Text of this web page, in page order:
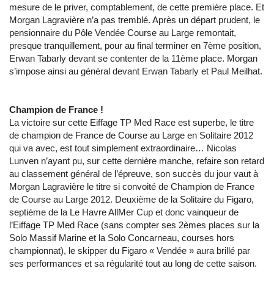
mesure de le priver, comptablement, de cette première place. Et
Morgan Lagravière n’a pas tremblé. Après un départ prudent, le
pensionnaire du Pôle Vendée Course au Large remontait,
presque tranquillement, pour au final terminer en 7ème position,
Erwan Tabarly devant se contenter de la 11ème place. Morgan
s’impose ainsi au général devant Erwan Tabarly et Paul Meilhat.
Champion de France !
La victoire sur cette Eiffage TP Med Race est superbe, le titre
de champion de France de Course au Large en Solitaire 2012
qui va avec, est tout simplement extraordinaire… Nicolas
Lunven n’ayant pu, sur cette dernière manche, refaire son retard
au classement général de l’épreuve, son succès du jour vaut à
Morgan Lagravière le titre si convoité de Champion de France
de Course au Large 2012. Deuxième de la Solitaire du Figaro,
septième de la Le Havre AllMer Cup et donc vainqueur de
l’Eiffage TP Med Race (sans compter ses 2èmes places sur la
Solo Massif Marine et la Solo Concarneau, courses hors
championnat), le skipper du Figaro « Vendée » aura brillé par
ses performances et sa régularité tout au long de cette saison.